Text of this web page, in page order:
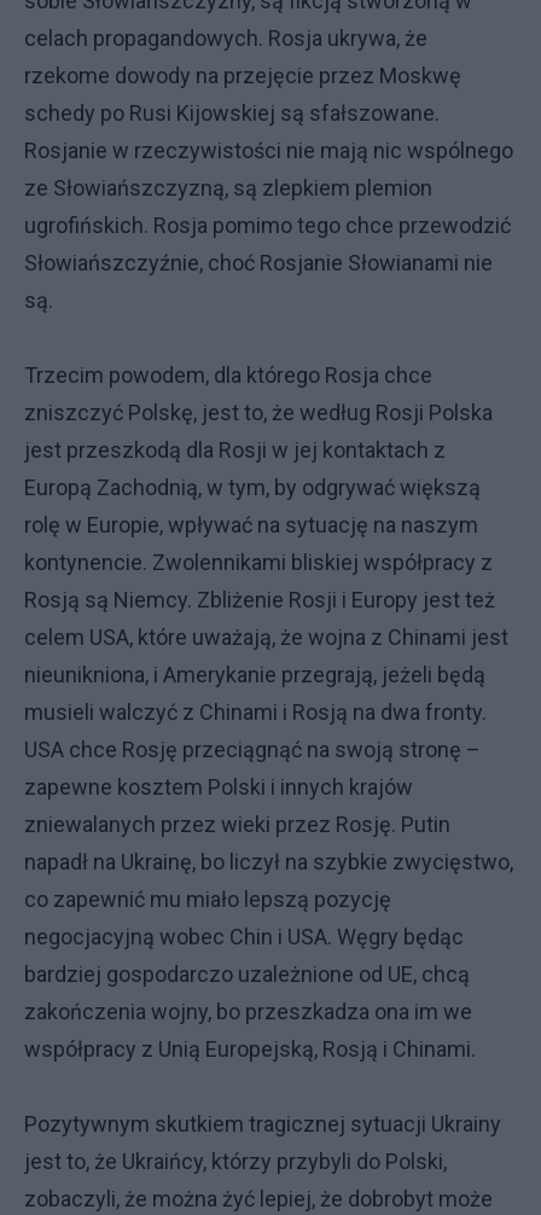
celach propagandowych. Rosja ukrywa, że
rzekome dowody na przejęcie przez Moskwę
schedy po Rusi Kijowskiej są sfałszowane.
Rosjanie w rzeczywistości nie mają nic wspólnego
ze Słowiańszczyzną, są zlepkiem plemion
ugrofińskich. Rosja pomimo tego chce przewodzić
Słowiańszczyźnie, choć Rosjanie Słowianami nie
są.
Trzecim powodem, dla którego Rosja chce
zniszczyć Polskę, jest to, że według Rosji Polska
jest przeszkodą dla Rosji w jej kontaktach z
Europą Zachodnią, w tym, by odgrywać większą
rolę w Europie, wpływać na sytuację na naszym
kontynencie. Zwolennikami bliskiej współpracy z
Rosją są Niemcy. Zbliżenie Rosji i Europy jest też
celem USA, które uważają, że wojna z Chinami jest
nieunikniona, i Amerykanie przegrają, jeżeli będą
musieli walczyć z Chinami i Rosją na dwa fronty.
USA chce Rosję przeciągnąć na swoją stronę –
zapewne kosztem Polski i innych krajów
zniewalanych przez wieki przez Rosję. Putin
napadł na Ukrainę, bo liczył na szybkie zwycięstwo,
co zapewnić mu miało lepszą pozycję
negocjacyjną wobec Chin i USA. Węgry będąc
bardziej gospodarczo uzależnione od UE, chcą
zakończenia wojny, bo przeszkadza ona im we
współpracy z Unią Europejską, Rosją i Chinami.
Pozytywnym skutkiem tragicznej sytuacji Ukrainy
jest to, że Ukraińcy, którzy przybyli do Polski,
zobaczyli, że można żyć lepiej, że dobrobyt może